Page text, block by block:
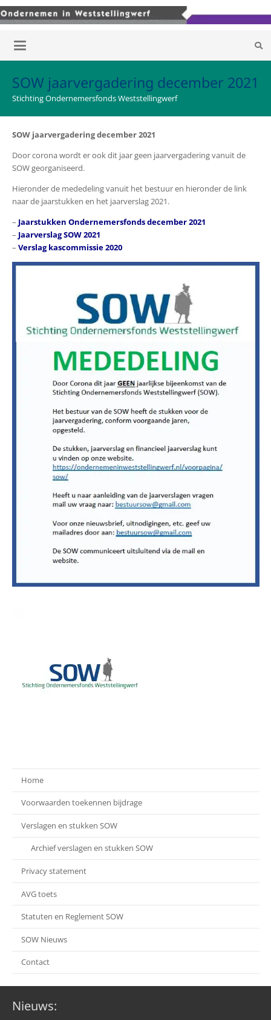
SOW jaarvergadering december 2021
Stichting Ondernemersfonds Weststellingwerf
SOW jaarvergadering december 2021
Door corona wordt er ook dit jaar geen jaarvergadering vanuit de
SOW georganiseerd.
Hieronder de mededeling vanuit het bestuur en hieronder de link
naar de jaarstukken en het jaarverslag 2021.
– Jaarstukken Ondernemersfonds december 2021
– Jaarverslag SOW 2021
– Verslag kascommissie 2020
Home
Voorwaarden toekennen bijdrage
Verslagen en stukken SOW
Archief verslagen en stukken SOW
Privacy statement
AVG toets
Statuten en Reglement SOW
SOW Nieuws
Contact
Nieuws: